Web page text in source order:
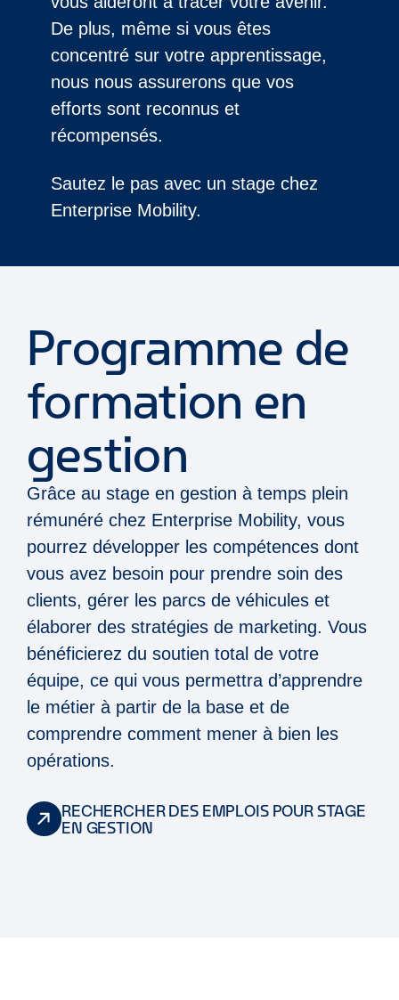
De plus, même si vous êtes
concentré sur votre apprentissage,
nous nous assurerons que vos
efforts sont reconnus et
récompensés.
Sautez le pas avec un stage chez
Enterprise Mobility.
Programme de
formation en
gestion
Grâce au stage en gestion à temps plein
rémunéré chez Enterprise Mobility, vous
pourrez développer les compétences dont
vous avez besoin pour prendre soin des
clients, gérer les parcs de véhicules et
élaborer des stratégies de marketing. Vous
bénéficierez du soutien total de votre
équipe, ce qui vous permettra d’apprendre
le métier à partir de la base et de
comprendre comment mener à bien les
opérations.
RECHERCHER DES EMPLOIS POUR STAGE
EN GESTION